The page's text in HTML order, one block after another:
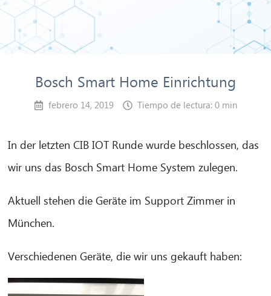
Bosch Smart Home Einrichtung
febrero 14, 2019 Tiempo de lectura: 0 min
In der letzten CIB IOT Runde wurde beschlossen, das
wir uns das Bosch Smart Home System zulegen.
Aktuell stehen die Geräte im Support Zimmer in
München.
Verschiedenen Geräte, die wir uns gekauft haben: